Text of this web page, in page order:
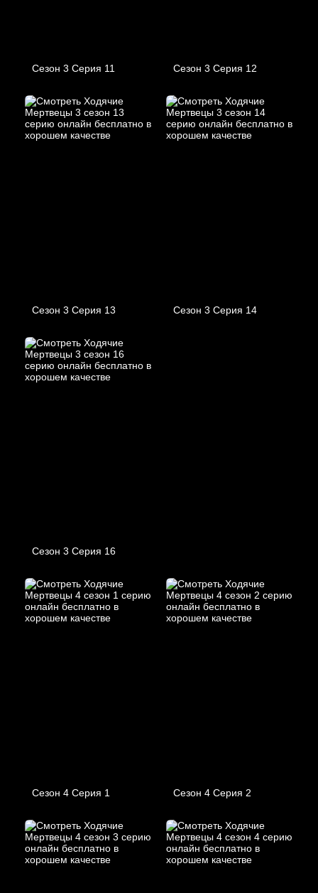
Сезон 3 Серия 11 Сезон 3 Серия 12
Сезон 3 Серия 13 Сезон 3 Серия 14
Сезон 3 Серия 16
Сезон 4 Серия 1 Сезон 4 Серия 2